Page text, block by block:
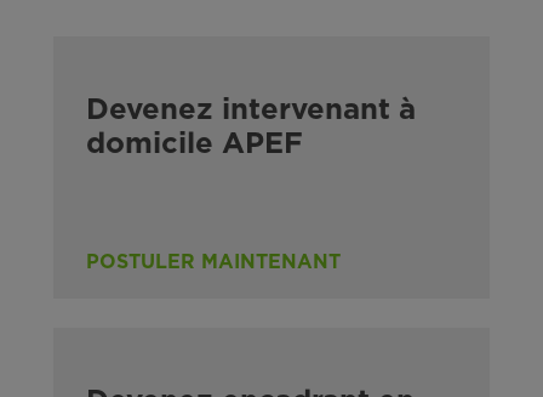
Devenez intervenant à
domicile APEF
POSTULER MAINTENANT